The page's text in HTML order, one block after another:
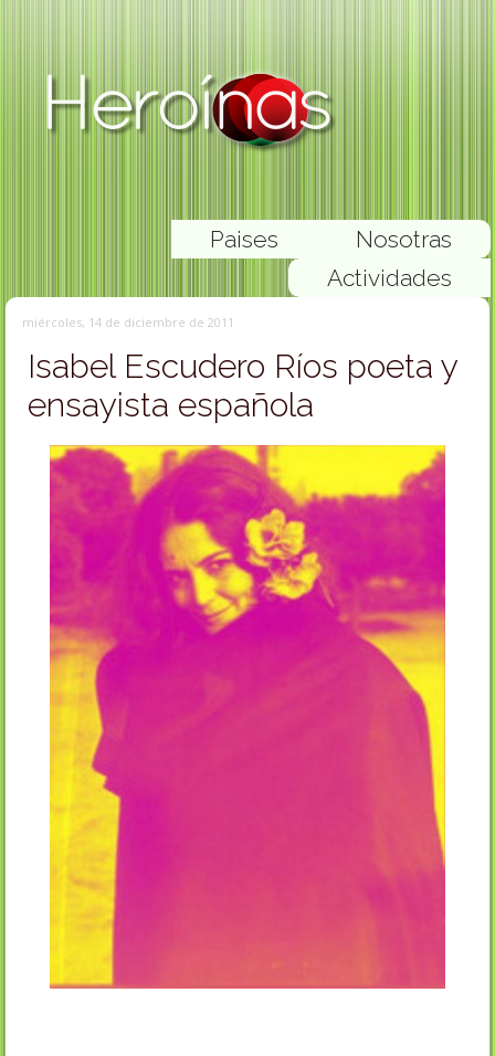
Nosotras
Paises
Actividades
miércoles, 14 de diciembre de 2011
Isabel Escudero Ríos poeta y
ensayista española